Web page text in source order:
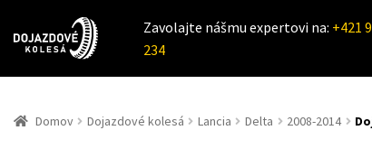
Zavolajte nášmu expertovi na: +421
234
Domov Dojazdové kolesá Lancia Delta 2008-2014